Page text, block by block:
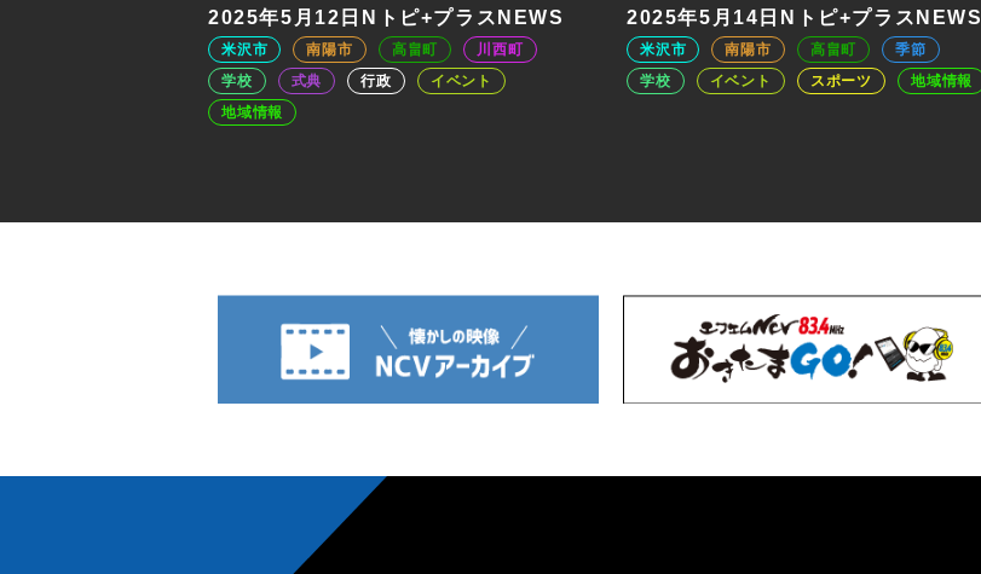
2025年5月12日Nトピ+プラスNEWS
米沢市 南陽市 高畠町
川西町
学校
式典 行政
イベント
地域情報
2025年5月14日Nトピ+プラスNEWS
米沢市 南陽市 高畠町
季節
学校
イベント スポーツ 地域情報